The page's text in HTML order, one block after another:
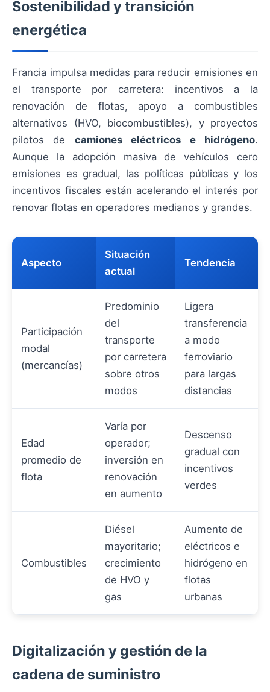
Sostenibilidad y transición
energética
Francia impulsa medidas para reducir emisiones en
el transporte por carretera: incentivos a la
renovación de flotas, apoyo a combustibles
alternativos (HVO, biocombustibles), y proyectos
pilotos de camiones eléctricos e hidrógeno.
Aunque la adopción masiva de vehículos cero
emisiones es gradual, las políticas públicas y los
incentivos fiscales están acelerando el interés por
renovar flotas en operadores medianos y grandes.
Aspecto
Situación
actual
Tendencia
Participación
modal
(mercancías)
Predominio
del
transporte
por carretera
sobre otros
modos
Ligera
transferencia
a modo
ferroviario
para largas
distancias
Edad
promedio de
flota
Varía por
operador;
inversión en
renovación
en aumento
Descenso
gradual con
incentivos
verdes
Combustibles
Diésel
mayoritario;
crecimiento
de HVO y
gas
Aumento de
eléctricos e
hidrógeno en
flotas
urbanas
Digitalización y gestión de la
cadena de suministro